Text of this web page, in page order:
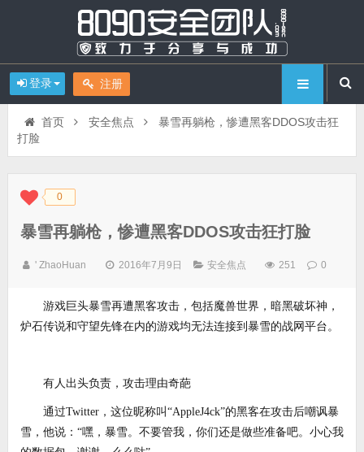
登录 注册
首页 安全焦点
暴雪再躺枪，惨遭黑客DDOS攻击狂
打脸
◆◆ 0
暴雪再躺枪，惨遭黑客DDOS攻击狂打脸
' ZhaoHuan 2016年7月9日 安全焦点 251 0
游戏巨头暴雪再遭黑客攻击，包括魔兽世界，暗黑破坏神，
炉石传说和守望先锋在内的游戏均无法连接到暴雪的战网平台。
有人出头负责，攻击理由奇葩
通过Twitter，这位昵称叫“AppleJ4ck”的黑客在攻击后嘲讽暴
雪，他说：“嘿，暴雪。不要管我，你们还是做些准备吧。小心我